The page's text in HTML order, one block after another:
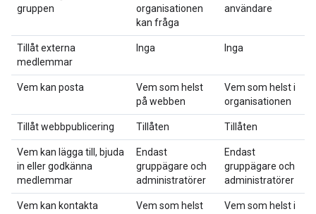
gruppen
organisationen
kan fråga
användare
Tillåt externa
medlemmar
Inga Inga
Vem kan posta
Vem som helst
på webben
Vem som helst i
organisationen
Tillåt webbpublicering Tillåten Tillåten
Vem kan lägga till, bjuda
in eller godkänna
medlemmar
Endast
gruppägare och
administratörer
Endast
gruppägare och
administratörer
Vem kan kontakta
Vem som helst
Vem som helst i